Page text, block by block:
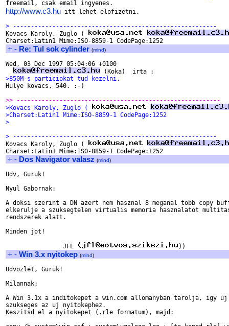
http://www.c3.hu itt lehet elofizetni.
> ---------------------------------------------------------
Kovacs Karoly, Zuglo (
+ - Re: Tul sok cylinder (mind)
Wed, 03 Dec 1997 05:04:06 +0100
>850M-s particiokat tud kezelni.
Hulye kovacs, 540. :-)
>> ---------------------------------------------------------
>Kovacs Karoly, Zuglo (
>Charset:Latin1 Mime:ISO-8859-1 CodePage:1252
>
> ---------------------------------------------------------
Kovacs Karoly, Zuglo (
+ - Dos Navigator valasz (mind)
Udv, Guruk!
Nyul Gabornak:
A doksi szerint a DN azert nem hasznal 8 meganal tobb copy
elkerulje a szuksegtelen virtualis memoria hasznalatot
rendszerek alatt.
Minden jot!
                JFL
+ - Win 3.x nyitokep (mind)
Udvozlet, Guruk!
Milannak:
A Win 3.1x a inditokepet a win.com allomanyban tarolja, igy uj
szukseges az uj nyitokephez.
Keszitsd el a nyitokepet (.rle formatum), majd: